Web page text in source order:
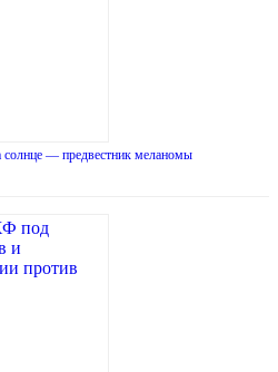
солнце — предвестник меланомы